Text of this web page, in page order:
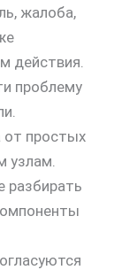
жалоба,
действия.
проблему
от простых
узлам.
разбирать